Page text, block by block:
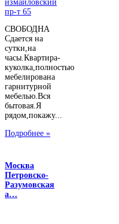
СВОБОДНА
Сдается на
сутки,на
часы.Квартира-
куколка,полностью
мебелирована
гарнитурной
мебелью.Вся
бытовая.Я
рядом,покажу...
Подробнее »
Москва
Петровско-
Разумовская
а…